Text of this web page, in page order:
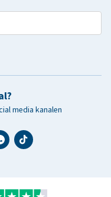
media kanalen